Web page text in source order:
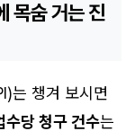
목숨 거는 진
는 챙겨 보시면
수당 청구 건수는